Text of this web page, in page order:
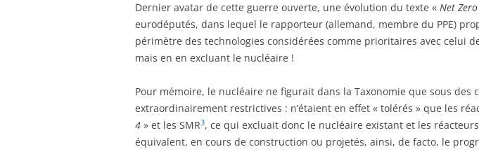
Dernier avatar de cette guerre ouverte, une évolution du texte « Net
eurodéputés, dans lequel le rapporteur (allemand, membre du PPE)
périmètre des technologies considérées comme prioritaires avec celui
mais en en excluant le nucléaire !
Pour mémoire, le nucléaire ne figurait dans la Taxonomie que sous des
extraordinairement restrictives : n’étaient en effet « tolérés » que les
4 » et les SMR3, ce qui excluait donc le nucléaire existant et les
équivalent, en cours de construction ou projetés, ainsi, de facto, le